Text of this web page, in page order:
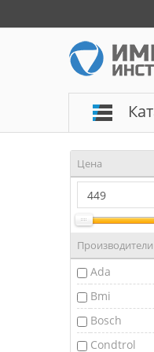
Цена
Производители
Ada
Bmi
Bosch
Condtrol